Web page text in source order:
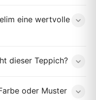
eine wertvolle
dieser Teppich?
oder Muster